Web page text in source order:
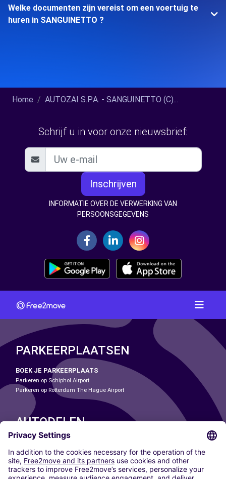
Welke documenten zijn vereist om een voertuig te
huren in SANGUINETTO ?
Home AUTOZAI S.P.A. - SANGUINETTO (C)...
Schrijf u in voor onze nieuwsbrief:
Inschrijven
INFORMATIE OVER DE VERWERKING VAN
PERSOONSGEGEVENS
PARKEERPLAATSEN
BOEK JE PARKEERPLAATS
Parkeren op Schiphol Airport
Parkeren op Rotterdam The Hague Airport
AUTODELEN
ONZE STEDEN
Paris
Madrid
Washington DC